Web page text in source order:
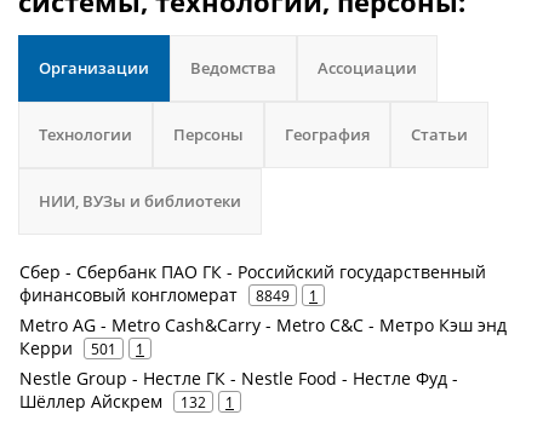
Организации Ведомства Ассоциации
Технологии Персоны География Статьи
НИИ, ВУЗы и библиотеки
Сбер - Сбербанк ПАО ГК - Российский государственный
финансовый конгломерат
8849 1
Metro AG - Metro Cash&Carry - Metro C&C - Метро Кэш энд
Керри
501 1
Nestle Group - Нестле ГК - Nestle Food - Нестле Фуд -
Шёллер Айскрем
132 1